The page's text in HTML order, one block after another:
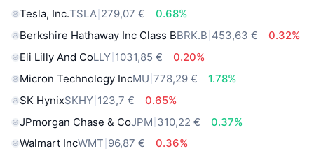
Tesla, Inc.TSLA 279,07 €
0.68%
Berkshire Hathaway Inc Class BBRK.B 453,63 €
0.32%
Eli Lilly And CoLLY 1031,85 €
0.20%
Micron Technology IncMU 778,29 €
1.78%
SK HynixSKHY 123,7 €
0.65%
JPmorgan Chase & CoJPM 310,22 €
0.37%
Walmart IncWMT 96,87 € 0.36%